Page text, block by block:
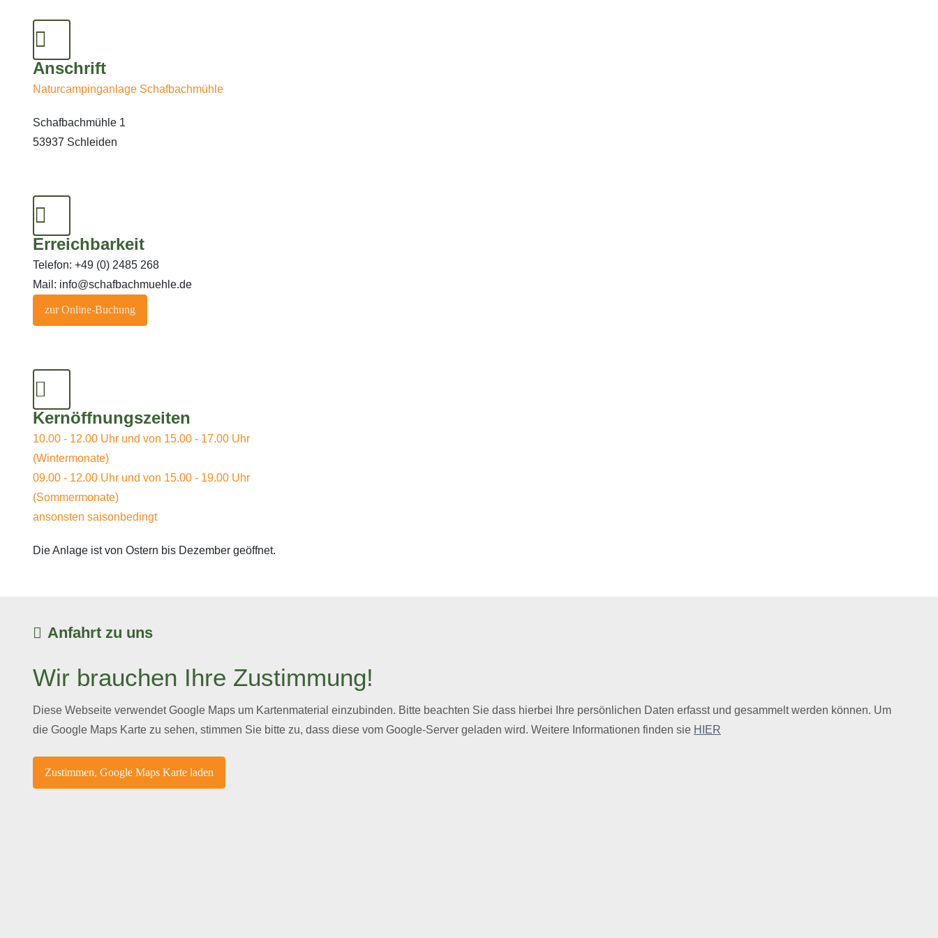
Anschrift
Naturcampinganlage Schafbachmühle
Schafbachmühle 1
53937 Schleiden
Erreichbarkeit
Telefon: +49 (0) 2485 268
Mail: info@schafbachmuehle.de
zur Online-Buchung
Kernöffnungszeiten
10.00 - 12.00 Uhr und von 15.00 - 17.00 Uhr
(Wintermonate)
09.00 - 12.00 Uhr und von 15.00 - 19.00 Uhr
(Sommermonate)
ansonsten saisonbedingt
Die Anlage ist von Ostern bis Dezember geöffnet.
Anfahrt zu uns
Wir brauchen Ihre Zustimmung!
Diese Webseite verwendet Google Maps um Kartenmaterial einzubinden. Bitte beachten Sie dass hierbei Ihre persönlichen Daten erfasst und gesammelt werden können. Um
die Google Maps Karte zu sehen, stimmen Sie bitte zu, dass diese vom Google-Server geladen wird. Weitere Informationen finden sie HIER